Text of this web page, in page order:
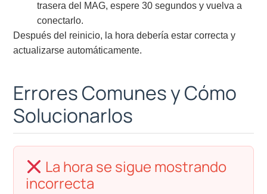
trasera del MAG, espere 30 segundos y vuelva a
conectarlo.
Después del reinicio, la hora debería estar correcta y
actualizarse automáticamente.
Errores Comunes y Cómo
Solucionarlos
La hora se sigue mostrando
incorrecta